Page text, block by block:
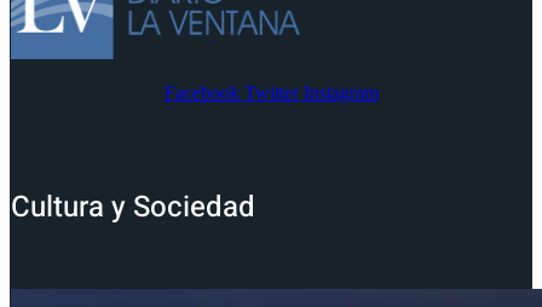
Facebook Twitter Instagram
Cultura y Sociedad